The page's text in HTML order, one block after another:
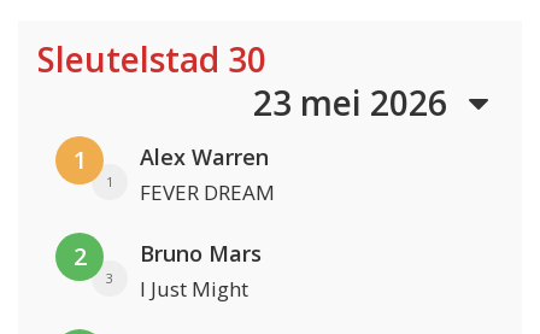
Sleutelstad 30
23 mei 2026
1
1
Alex Warren
FEVER DREAM
2
3
Bruno Mars
I Just Might